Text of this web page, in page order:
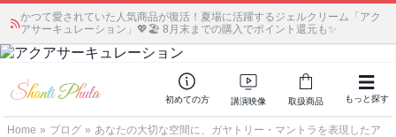
かつて愛されていた人気商品が復活！夏場に活躍するジェルクリーム「アク
アサーキュレーション」💖🏖️ 8月末までの購入でポイント還元も✨
初めての方 講演映像 取扱商品 もっと探す
Home » ブログ » あなたの大切な空間に、ガヤトリー・マントラを表現したア